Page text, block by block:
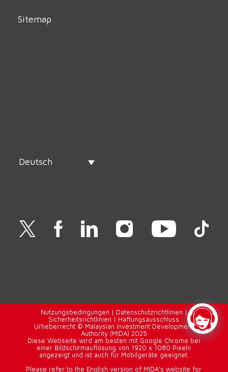
Sitemap
Deutsch
Nutzungsbedingungen | Datenschutzrichtlinien |
Sicherheitsrichtlinien | Haftungsausschluss
Urheberrecht © Malaysian Investment Development
Authority (MIDA) 2025
Diese Webseite wird am besten mit Google Chrome bei
einer Bildschirmauflösung von 1920 x 1080 Pixeln
angezeigt und ist auch für Mobilgeräte geeignet.
Please refer to the English version of MIDA's website for